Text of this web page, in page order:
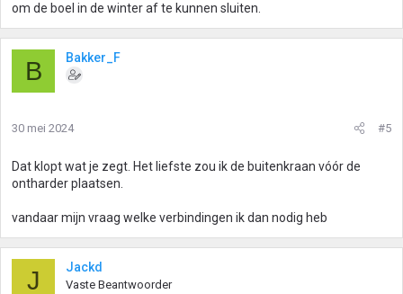
om de boel in de winter af te kunnen sluiten.
B Bakker_F
30 mei 2024 #5
Dat klopt wat je zegt. Het liefste zou ik de buitenkraan vóór de
ontharder plaatsen.
vandaar mijn vraag welke verbindingen ik dan nodig heb
J Jackd
Vaste Beantwoorder